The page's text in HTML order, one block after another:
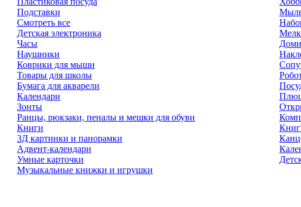
Подставки
Смотреть все
Детская электроника
Часы
Наушники
Коврики для мыши
Товары для школы
Бумага для акварели
Календари
Зонты
Ранцы, рюкзаки, пеналы и мешки для обуви
Книги
3Д картинки и панорамки
Адвент-календари
Умные карточки
Музыкальные книжки и игрушки